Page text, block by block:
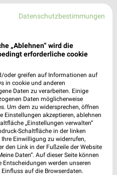
105
Datenschutzbestimmungen
„Ablehnen“ wird die
erforderliche cookie
oder greifen auf Informationen auf
in cookie und anderen
Daten zu verarbeiten. Einige
Daten möglicherweise
Um dem zu widersprechen, öffnen
Einstellungen akzeptieren, ablehnen
„Einstellungen verwalten“
Schaltfläche in der linken
Einwilligung zu widerrufen,
den Link in der Fußzeile der Website
Daten“. Auf dieser Seite können
Entscheidungen werden unseren
auf die Browserdaten.